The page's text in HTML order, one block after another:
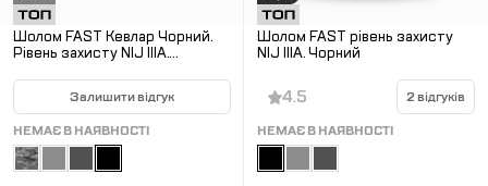
Шолом FAST Кевлар Чорний.
Рівень захисту NIJ IIIA.
рикошетів та пістолетних куль
Залишити відгук
НЕМАЄ В НАЯВНОСТІ
Шолом FAST рівень захисту
NIJ IIIA. Чорний
4.5 2 відгуків
НЕМАЄ В НАЯВНОСТІ